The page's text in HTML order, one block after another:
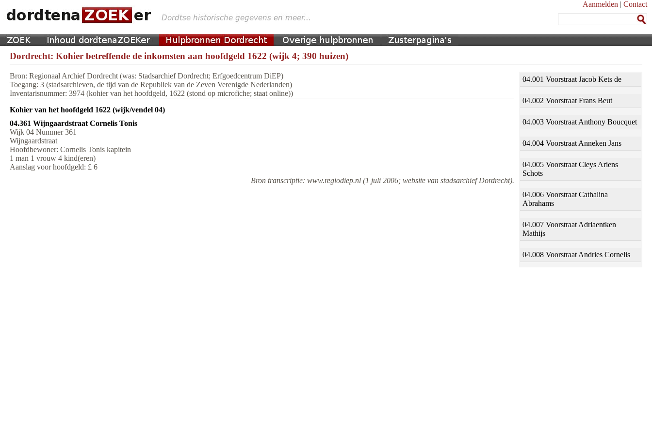
Aanmelden | Contact
Dordrecht: Kohier betreffende de inkomsten aan hoofdgeld 1622 (wijk 4; 390 huizen)
04.001 Voorstraat Jacob Kets de
04.002 Voorstraat Frans Beut
04.003 Voorstraat Anthony Boucquet
04.004 Voorstraat Anneken Jans
04.005 Voorstraat Cleys Ariens
Schots
04.006 Voorstraat Cathalina
Abrahams
04.007 Voorstraat Adriaentken
Mathijs
04.008 Voorstraat Andries Cornelis
Bron: Regionaal Archief Dordrecht (was: Stadsarchief Dordrecht; Erfgoedcentrum DiEP)
Toegang: 3 (stadsarchieven, de tijd van de Republiek van de Zeven Verenigde Nederlanden)
Inventarisnummer: 3974 (kohier van het hoofdgeld, 1622 (stond op microfiche; staat online))
Kohier van het hoofdgeld 1622 (wijk/vendel 04)
04.361 Wijngaardstraat Cornelis Tonis
Wijk 04 Nummer 361
Wijngaardstraat
Hoofdbewoner: Cornelis Tonis kapitein
1 man 1 vrouw 4 kind(eren)
Aanslag voor hoofdgeld: £ 6
Bron transcriptie: www.regiodiep.nl (1 juli 2006; website van stadsarchief Dordrecht).